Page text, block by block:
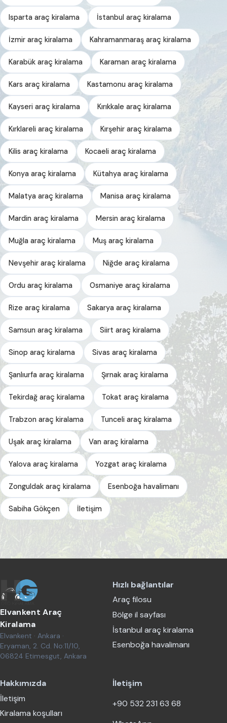
Isparta araç kiralama İstanbul araç kiralama
İzmir araç kiralama Kahramanmaraş araç kiralama
Karabük araç kiralama Karaman araç kiralama
Kars araç kiralama Kastamonu araç kiralama
Kayseri araç kiralama Kırıkkale araç kiralama
Kırklareli araç kiralama Kırşehir araç kiralama
Kilis araç kiralama Kocaeli araç kiralama
Konya araç kiralama Kütahya araç kiralama
Malatya araç kiralama Manisa araç kiralama
Mardin araç kiralama Mersin araç kiralama
Muğla araç kiralama Muş araç kiralama
Nevşehir araç kiralama Niğde araç kiralama
Ordu araç kiralama Osmaniye araç kiralama
Rize araç kiralama Sakarya araç kiralama
Samsun araç kiralama Siirt araç kiralama
Sinop araç kiralama Sivas araç kiralama
Şanlıurfa araç kiralama Şırnak araç kiralama
Tekirdağ araç kiralama Tokat araç kiralama
Trabzon araç kiralama Tunceli araç kiralama
Uşak araç kiralama Van araç kiralama
Yalova araç kiralama Yozgat araç kiralama
Zonguldak araç kiralama Esenboğa havalimanı
Sabiha Gökçen İletişim
Elvankent Araç
Kiralama
Elvankent · Ankara ·
Eryaman, 2. Cd. No:11/10,
06824 Etimesgut, Ankara
Hızlı bağlantılar
Araç filosu
Bölge il sayfası
İstanbul araç kiralama
Esenboğa havalimanı
Hakkımızda
İletişim
Kiralama koşulları
İletişim
+90 532 231 63 68